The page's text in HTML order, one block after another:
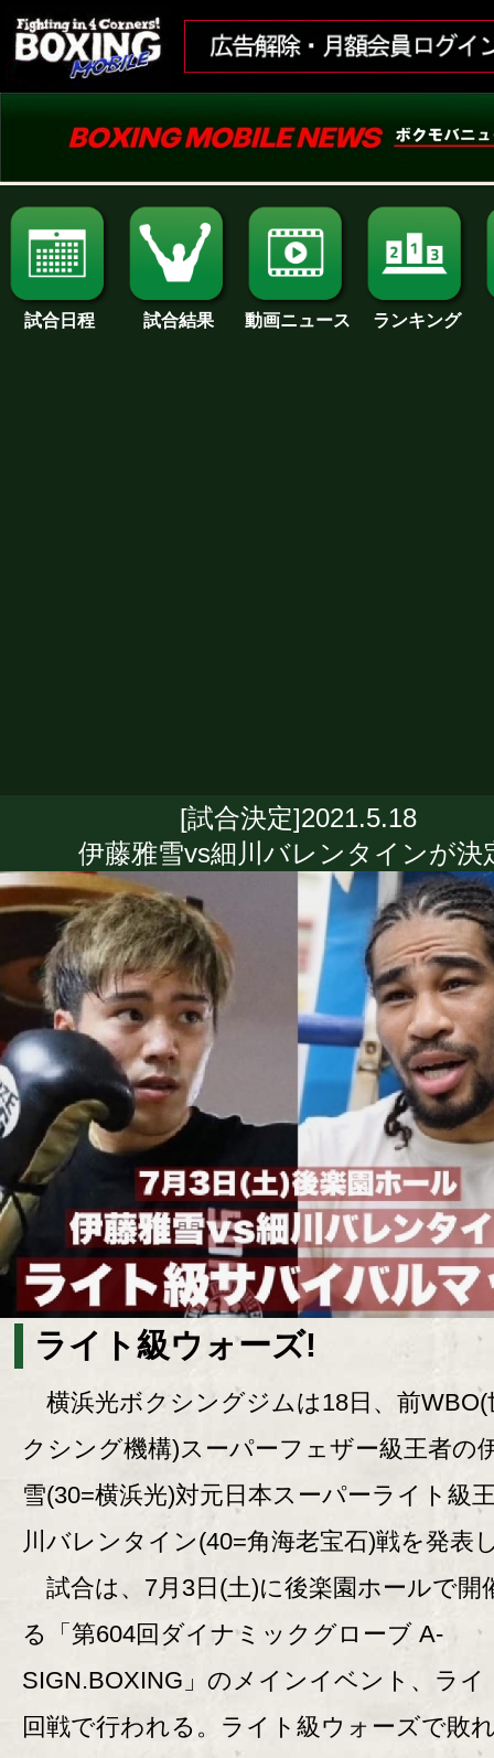
試合日程 試合結果 動画ニュース ランキング
[試合決定]2021.5.18
伊藤雅雪vs細川バレンタインが決
ライト級ウォーズ!
横浜光ボクシングジムは18日、前WBO(
クシング機構)スーパーフェザー級王者の
雪(30=横浜光)対元日本スーパーライト級
川バレンタイン(40=角海老宝石)戦を発表
試合は、7月3日(土)に後楽園ホールで開
る「第604回ダイナミックグローブ A-
SIGN.BOXING」のメインイベント、ライ
回戦で行われる。ライト級ウォーズで敗